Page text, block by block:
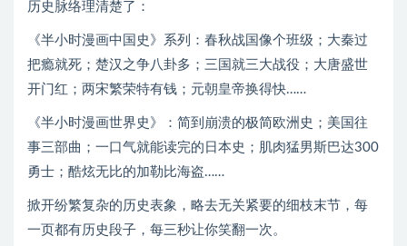
历史脉络理清楚了：
《半小时漫画中国史》系列：春秋战国像个班级；大秦过
把瘾就死；楚汉之争八卦多；三国就三大战役；大唐盛世
开门红；两宋繁荣特有钱；元朝皇帝换得快……
《半小时漫画世界史》：简到崩溃的极简欧洲史；美国往
事三部曲；一口气就能读完的日本史；肌肉猛男斯巴达300
勇士；酷炫无比的加勒比海盗……
掀开纷繁复杂的历史表象，略去无关紧要的细枝末节，每
一页都有历史段子，每三秒让你笑翻一次。